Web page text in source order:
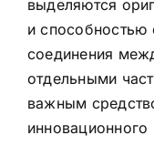
выделяются
и способностью
соединения
отдельными
важным
инновационного